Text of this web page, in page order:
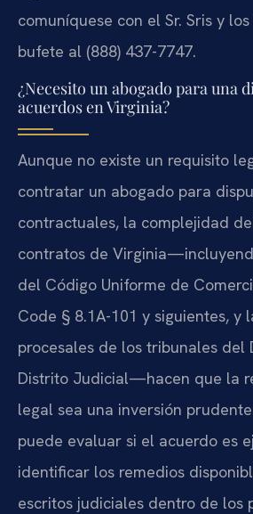
comuníquese con el Sr. Sris y
bufete al (888) 437-7747.
¿Necesito un abogado para una
acuerdos en Virginia?
Aunque no existe un requisito
contratar un abogado para
contractuales, la complejidad
contratos de
del Código Uniforme de
Code § 8.1A-101 y siguientes, y
procesales de los tribunales del
Distrito Judicial—hacen que la
legal sea una inversión
puede evaluar si el acuerdo es
identificar los remedios
escritos judiciales dentro de los